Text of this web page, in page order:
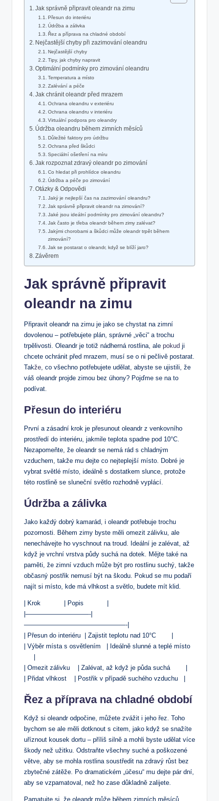
Jak správně připravit oleandr‍ na​ zimu
Přesun do ⁢interiéru
Údržba a zálivka
Řez a​ příprava ‍na chladné⁢ období
Nejčastější chyby při zazimování oleandru
Nejčastější chyby
Tipy,⁤ jak⁤ chyby napravit
Optimální podmínky pro zimování ⁤oleandru
Temperatura a místo
Zalévání a péče
Jak chránit oleandr ⁤před⁣ mrazem
Ochrana oleandru v exteriéru
Ochrana oleandru v​ interiéru
Virtuální podpora pro oleandry
Údržba oleandru během ‌zimních měsíců
Důležité faktory‍ pro ⁣údržbu
Ochrana před škůdci
Speciální ⁤ošetření na míru
Jak ⁤rozpoznat zdravý oleandr po‍ zimování
Co hledat při prohlídce oleandru
Údržba a péče po zimování
Otázky & Odpovědi
Jaký je nejlepší čas na zazimování ⁤oleandru?
Jak ⁤správně⁣ připravit⁤ oleandr na zimování?
Jaké jsou⁢ ideální podmínky‌ pro zimování oleandru?
Jak‌ často je​ třeba oleandr během zimy zalévat?
Jakými chorobami a škůdci může oleandr trpět během
zimování?
Jak se postarat o oleandr, když ⁢se blíží‍ jaro?
Závěrem
Jak správně připravit
oleandr‍ na​ zimu
Připravit oleandr na zimu je jako se chystat​ na ⁣zimní
dovolenou – potřebujete⁣ plán, správné „věci“ a trochu
trpělivosti. ⁣Oleandr‌ je totiž nádherná rostlina, ale⁢ pokud ​ ji
chcete⁣ ochránit před mrazem, ​musí se o ni pečlivě ⁣postarat.
Takže, ⁢co všechno potřebujete udělat, abyste se ujistili,⁤ že
⁣váš oleandr projde ​zimou ‌bez⁤ úhony? Pojďme se na ​to
podívat.
Přesun do ⁢interiéru
První a‍ zásadní krok je přesunout oleandr z venkovního
prostředí ‍do interiéru, ​jakmile teplota spadne pod 10°C.
Nezapomeňte,⁤ že oleandr se nemá⁣ rád ⁤s chladným
vzduchem, takže mu ‌dejte co ​nejteplejší‌ místo.⁢ Dobré je
vybrat​ světlé⁣ místo, ideálně s dostatkem slunce,⁢ protože
⁤této rostlině se sluneční světlo rozhodně vyplácí.
Údržba a zálivka
Jako každý dobrý ⁢kamarád, i oleandr potřebuje ‍trochu⁣
pozornosti. Během zimy ​byste ⁣měli‍ omezit zálivku, ⁢ale
nenechávejte ho vyschnout na troud. Ideální je zalévat, až
když⁣ je vrchní vrstva půdy suchá na dotek. Mějte ‍také na
‌paměti, ⁤že zimní​ vzduch může být pro rostlinu ⁣suchý, takže
občasný postřik nemusí být na škodu. Pokud se ‌mu podaří
najít si místo, kde má⁢ vlhkost ⁢a světlo, ⁢budete mít klid.
| Krok ⁢ ‍ ‍⁣ ⁣ ‌ ​ ⁣ ⁣ ⁣ ‌ ⁣ ​| Popis ⁤ ‌ ⁣⁤ ⁤ ⁤ ⁤ ⁢ ⁣ ⁤ ​ ​ |
|——————————-|
————————————————-|
| Přesun do‍ interiéru ⁢ | Zajistit teplotu⁢ nad 10°C​ ⁣ ​ ‌ ‍ ‌ ⁣ ⁢ |
| Výběr ⁤místa⁤ s ⁣osvětlením ⁤ ⁤ ‌| Ideálně slunné⁤ a teplé ⁣místo ‌⁤ ⁤
| Omezit zálivku ⁢ ⁣ ⁣ | ‌Zalévat,⁤ až když je půda suchá ‌ ⁢ ‌‌ ‌ ‍ ‌ ⁢ |
| Přidat⁢ vlhkost ⁢ ‌ ⁣ ⁣| ‌Postřik v ‍případě​ suchého ⁣vzduchu ⁤ ⁣ |
Řez a​ příprava ‍na chladné⁢ období
Když si oleandr ⁣odpočine, můžete zvážit i jeho řez. Toho
bychom se ale měli⁤ dotknout s citem, jako když ⁣se snažíte
⁤uříznout kousek dortu – příliš silně a mohli byste udělat ‍více
⁤škody než užitku. Odstraňte všechny‍ suché a poškozené
větve,​ aby se ⁤mohla rostlina soustředit na zdravý růst bez
zbytečné zátěže. ⁢Po dramatickém „účesu“ mu dejte pár dní,
aby se ‌vzpamatoval, než ho zase důkladně ⁢zalijete.
Pamatujte si, ‍že oleandr může během zimních měsíců